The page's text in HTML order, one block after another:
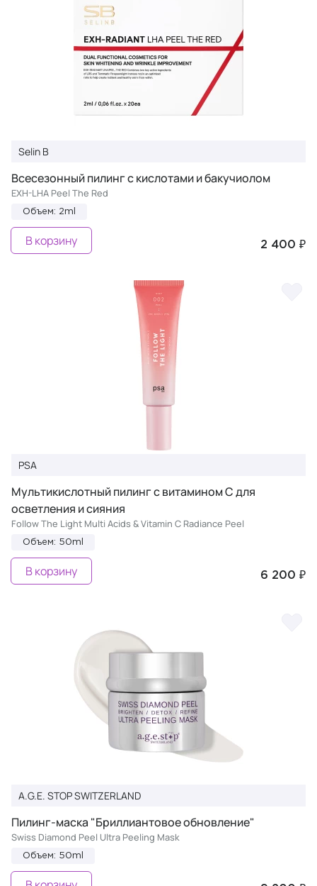
Selin B
Всесезонный пилинг с кислотами и бакучиолом
EXH-LHA Peel The Red
Объем: 2ml
2 400 ₽
В корзину
PSA
Мультикислотный пилинг с витамином С для
осветления и сияния
Follow The Light Multi Acids & Vitamin C Radiance Peel
Объем: 50ml
6 200 ₽
В корзину
A.G.E. STOP SWITZERLAND
Пилинг-маска "Бриллиантовое обновление"
Swiss Diamond Peel Ultra Peeling Mask
Объем: 50ml